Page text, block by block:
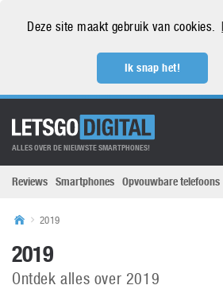
Deze site maakt gebruik van cookies.
Ik snap het!
ALLES OVER DE NIEUWSTE SMARTPHONES!
Reviews Smartphones Opvouwbare telefoons
2019
2019
Ontdek alles over 2019